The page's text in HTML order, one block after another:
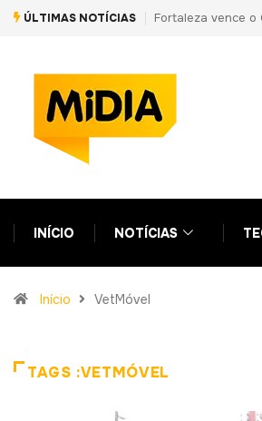
ÚLTIMAS NOTÍCIAS
da Copa do NordestePF prende
INÍCIO NOTÍCIAS
Início VetMóvel
TAGS :VETMÓVEL